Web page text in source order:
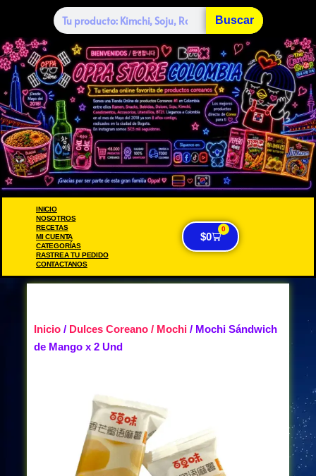
Buscar
INICIO
NOSOTROS
RECETAS
MI CUENTA
CATEGORÍAS
RASTREA TU PEDIDO
CONTACTANOS
$0
0
Inicio / Dulces Coreano / Mochi / Mochi Sándwich
de Mango x 2 Und